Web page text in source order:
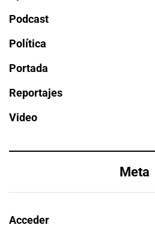
Podcast
Política
Portada
Reportajes
Video
Meta
Acceder